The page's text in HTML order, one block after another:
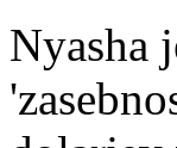
Nyasha